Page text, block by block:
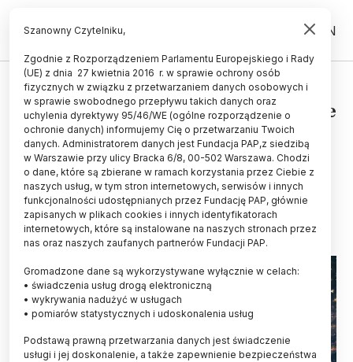
PL EN
TECHNOLOGIA
Dr Ryzenko: walka o surowce może
być elementem kosmicznej
rywalizacji USA i Chin
MAREK MATACZ
24.01.2023
aktualizacja: 29.01.2023
6 minut czytania
Read the English version of this article
Szanowny Czytelniku,
Zgodnie z Rozporządzeniem Parlamentu Europejskiego i Rady
(UE) z dnia 27 kwietnia 2016 r. w sprawie ochrony osób
fizycznych w związku z przetwarzaniem danych osobowych i
w sprawie swobodnego przepływu takich danych oraz
uchylenia dyrektywy 95/46/WE (ogólne rozporządzenie o
ochronie danych) informujemy Cię o przetwarzaniu Twoich
danych. Administratorem danych jest Fundacja PAP,z siedzibą
w Warszawie przy ulicy Bracka 6/8, 00-502 Warszawa. Chodzi
o dane, które są zbierane w ramach korzystania przez Ciebie z
naszych usług, w tym stron internetowych, serwisów i innych
funkcjonalności udostępnianych przez Fundację PAP, głównie
zapisanych w plikach cookies i innych identyfikatorach
internetowych, które są instalowane na naszych stronach przez
nas oraz naszych zaufanych partnerów Fundacji PAP.
Gromadzone dane są wykorzystywane wyłącznie w celach:
• świadczenia usług drogą elektroniczną
• wykrywania nadużyć w usługach
• pomiarów statystycznych i udoskonalenia usług
Podstawą prawną przetwarzania danych jest świadczenie
usługi i jej doskonalenie, a także zapewnienie bezpieczeństwa